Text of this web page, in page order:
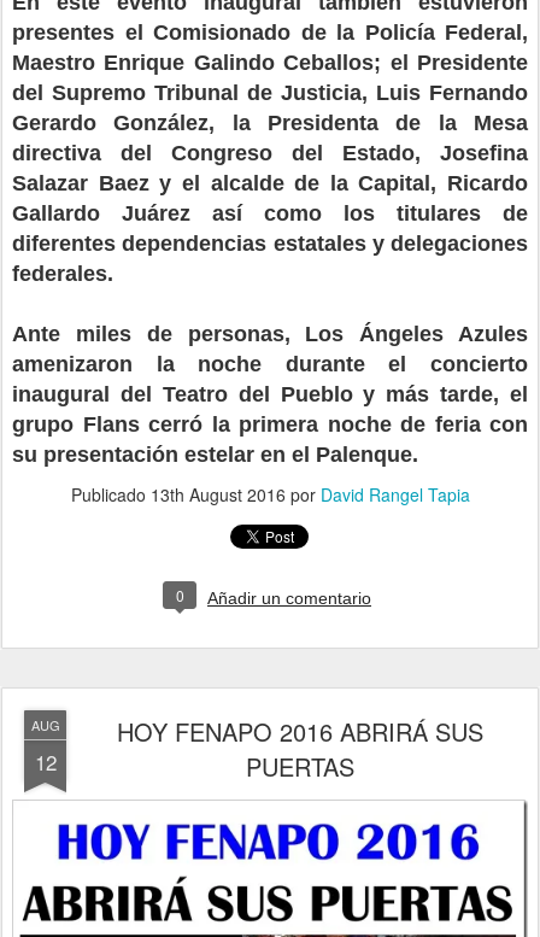
presentes el Comisionado de la Policía Federal,
Maestro Enrique Galindo Ceballos; el Presidente
del Supremo Tribunal de Justicia, Luis Fernando
Gerardo González, la Presidenta de la Mesa
directiva del Congreso del Estado, Josefina
Salazar Baez y el alcalde de la Capital, Ricardo
Gallardo Juárez así como los titulares de
diferentes dependencias estatales y delegaciones
federales.
Ante miles de personas, Los Ángeles Azules
amenizaron la noche durante el concierto
inaugural del Teatro del Pueblo y más tarde, el
grupo Flans cerró la primera noche de feria con
su presentación estelar en el Palenque.
Publicado 13th August 2016 por David Rangel Tapia
0 Añadir un comentario
AUG
12
HOY FENAPO 2016 ABRIRÁ SUS
PUERTAS